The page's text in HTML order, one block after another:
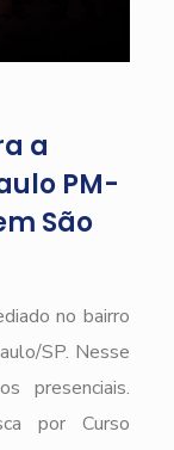
a
PM-
São
no bairro
SP. Nesse
presenciais.
por Curso